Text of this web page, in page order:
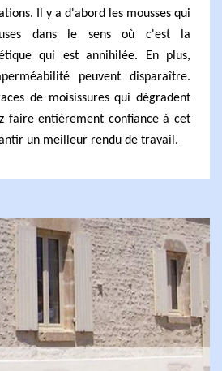
Il y a d'abord les mousses qui
dans le sens où c'est la
qui est annihilée. En plus,
peuvent disparaître.
de moisissures qui dégradent
faire entièrement confiance à cet
un meilleur rendu de travail.